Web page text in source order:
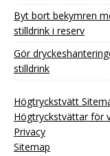
Byt bort bekymren
stilldrink i reserv
Gör
stilldrink
Högtryckstvätt
Högtryckstvättar för
Privacy
Sitemap